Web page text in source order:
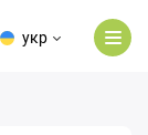
укр